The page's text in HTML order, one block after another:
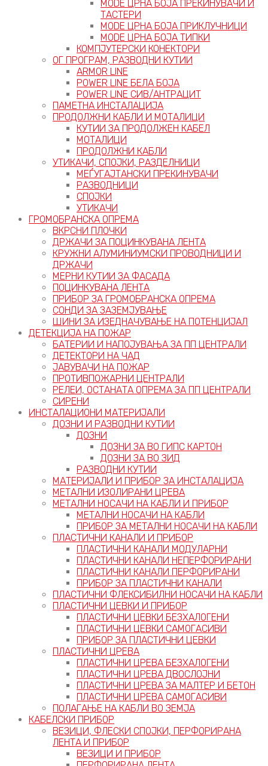
MODE ЦРНА БОЈА ПРЕКИНУВАЧИ И
ТАСТЕРИ
MODE ЦРНА БОЈА ПРИКЛУЧНИЦИ
MODE ЦРНА БОЈА ТИПКИ
КОМПЈУТЕРСКИ КОНЕКТОРИ
ОГ ПРОГРАМ, РАЗВОДНИ КУТИИ
ARMOR LINE
POWER LINE БЕЛА БОЈА
POWER LINE СИВ/АНТРАЦИТ
ПАМЕТНА ИНСТАЛАЦИЈА
ПРОДОЛЖНИ КАБЛИ И МОТАЛИЦИ
КУТИИ ЗА ПРОДОЛЖЕН КАБЕЛ
МОТАЛИЦИ
ПРОДОЛЖНИ КАБЛИ
УТИКАЧИ, СПОЈКИ, РАЗДЕЛНИЦИ
МЕЃУГАЈТАНСКИ ПРЕКИНУВАЧИ
РАЗВОДНИЦИ
СПОЈКИ
УТИКАЧИ
ГРОМОБРАНСКА ОПРЕМА
ВКРСНИ ПЛОЧКИ
ДРЖАЧИ ЗА ПОЦИНКУВАНА ЛЕНТА
КРУЖНИ АЛУМИНИУМСКИ ПРОВОДНИЦИ И
ДРЖАЧИ
МЕРНИ КУТИИ ЗА ФАСАДА
ПОЦИНКУВАНА ЛЕНТА
ПРИБОР ЗА ГРОМОБРАНСКА ОПРЕМА
СОНДИ ЗА ЗАЗЕМЈУВАЊЕ
ШИНИ ЗА ИЗЕДНАЧУВАЊЕ НА ПОТЕНЦИЈАЛ
ДЕТЕКЦИЈА НА ПОЖАР
БАТЕРИИ И НАПОЈУВАЊА ЗА ПП ЦЕНТРАЛИ
ДЕТЕКТОРИ НА ЧАД
ЈАВУВАЧИ НА ПОЖАР
ПРОТИВПОЖАРНИ ЦЕНТРАЛИ
РЕЛЕИ, ОСТАНАТА ОПРЕМА ЗА ПП ЦЕНТРАЛИ
СИРЕНИ
ИНСТАЛАЦИОНИ МАТЕРИЈАЛИ
ДОЗНИ И РАЗВОДНИ КУТИИ
ДОЗНИ
ДОЗНИ ЗА ВО ГИПС КАРТОН
ДОЗНИ ЗА ВО ЗИД
РАЗВОДНИ КУТИИ
МАТЕРИЈАЛИ И ПРИБОР ЗА ИНСТАЛАЦИЈА
МЕТАЛНИ ИЗОЛИРАНИ ЦРЕВА
МЕТАЛНИ НОСАЧИ НА КАБЛИ И ПРИБОР
МЕТАЛНИ НОСАЧИ НА КАБЛИ
ПРИБОР ЗА МЕТАЛНИ НОСАЧИ НА КАБЛИ
ПЛАСТИЧНИ КАНАЛИ И ПРИБОР
ПЛАСТИЧНИ КАНАЛИ МОДУЛАРНИ
ПЛАСТИЧНИ КАНАЛИ НЕПЕРФОРИРАНИ
ПЛАСТИЧНИ КАНАЛИ ПЕРФОРИРАНИ
ПРИБОР ЗА ПЛАСТИЧНИ КАНАЛИ
ПЛАСТИЧНИ ФЛЕКСИБИЛНИ НОСАЧИ НА КАБЛИ
ПЛАСТИЧНИ ЦЕВКИ И ПРИБОР
ПЛАСТИЧНИ ЦЕВКИ БЕЗХАЛОГЕНИ
ПЛАСТИЧНИ ЦЕВКИ САМОГАСИВИ
ПРИБОР ЗА ПЛАСТИЧНИ ЦЕВКИ
ПЛАСТИЧНИ ЦРЕВА
ПЛАСТИЧНИ ЦРЕВА БЕЗХАЛОГЕНИ
ПЛАСТИЧНИ ЦРЕВА ДВОСЛОЈНИ
ПЛАСТИЧНИ ЦРЕВА ЗА МАЛТЕР И БЕТОН
ПЛАСТИЧНИ ЦРЕВА САМОГАСИВИ
ПОЛАГАЊЕ НА КАБЛИ ВО ЗЕМЈА
КАБЕЛСКИ ПРИБОР
ВЕЗИЦИ, ФЛЕСКИ СПОЈКИ, ПЕРФОРИРАНА
ЛЕНТА И ПРИБОР
ВЕЗИЦИ И ПРИБОР